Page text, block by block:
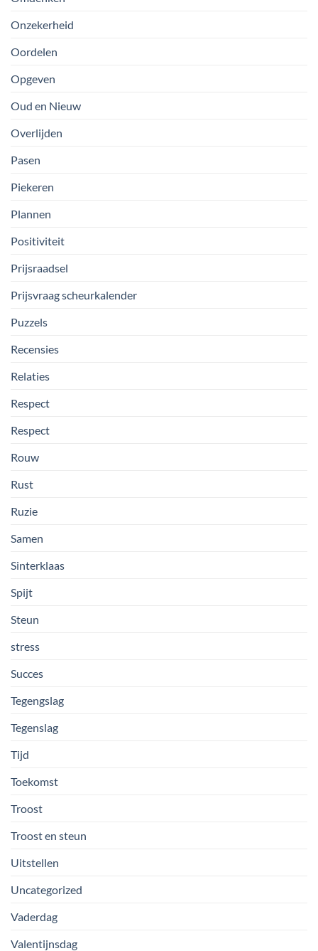
Onzekerheid
Oordelen
Opgeven
Oud en Nieuw
Overlijden
Pasen
Piekeren
Plannen
Positiviteit
Prijsraadsel
Prijsvraag scheurkalender
Puzzels
Recensies
Relaties
Respect
Respect
Rouw
Rust
Ruzie
Samen
Sinterklaas
Spijt
Steun
stress
Succes
Tegengslag
Tegenslag
Tijd
Toekomst
Troost
Troost en steun
Uitstellen
Uncategorized
Vaderdag
Valentijnsdag